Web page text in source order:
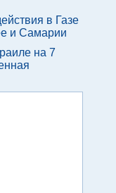
в Газе
и Самарии
на 7